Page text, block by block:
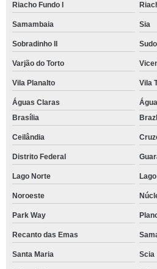
Riacho Fundo I
Samambaia Sia
Sobradinho II
Varjão do Torto
Vila Planalto Vila
Águas Claras
Brasília
Ceilândia
Distrito Federal
Lago Norte
Noroeste
Park Way
Recanto das Emas
Santa Maria Scia